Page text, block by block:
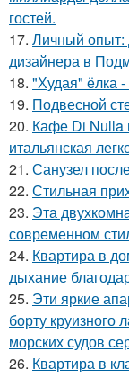
гостей.
17. Личный опыт:
дизайнера в
18. "Худая" ёлка
19. Подвесной
20. Кафе Di Nulla
итальянская
21. Санузел
22. Стильная
23. Эта
современном
24. Квартира в
дыхание
25. Эти яркие
борту круизного
морских судов
26. Квартира в